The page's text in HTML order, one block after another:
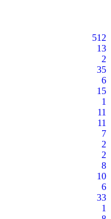
512
13
2
35
6
15
1
11
11
7
2
2
8
10
6
33
1